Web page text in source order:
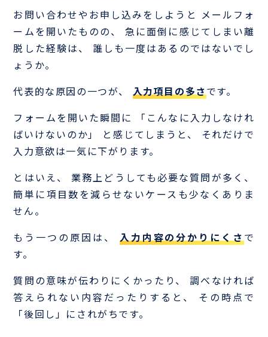
お問い合わせやお申し込みをしようと メールフォ
ームを開いたものの、 急に面倒に感じてしまい離
脱した経験は、 誰しも一度はあるのではないでし
ょうか。
代表的な原因の一つが、 入力項目の多さです。
フォームを開いた瞬間に 「こんなに入力しなけれ
ばいけないのか」 と感じてしまうと、 それだけで
入力意欲は一気に下がります。
とはいえ、 業務上どうしても必要な質問が多く、
簡単に項目数を減らせないケースも少なくありま
せん。
もう一つの原因は、 入力内容の分かりにくさで
す。
質問の意味が伝わりにくかったり、 調べなければ
答えられない内容だったりすると、 その時点で
「後回し」にされがちです。